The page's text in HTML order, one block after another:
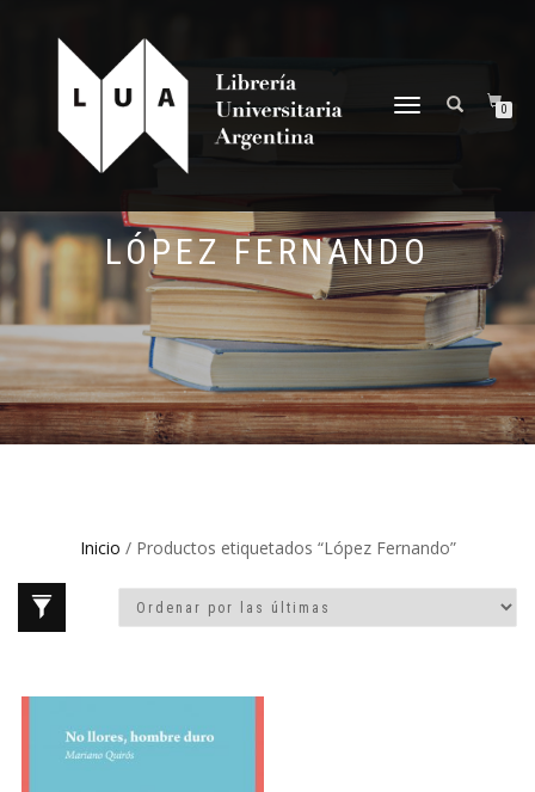
NAVEGACIÓN
0
LÓPEZ FERNANDO
Inicio / Productos etiquetados “López Fernando”